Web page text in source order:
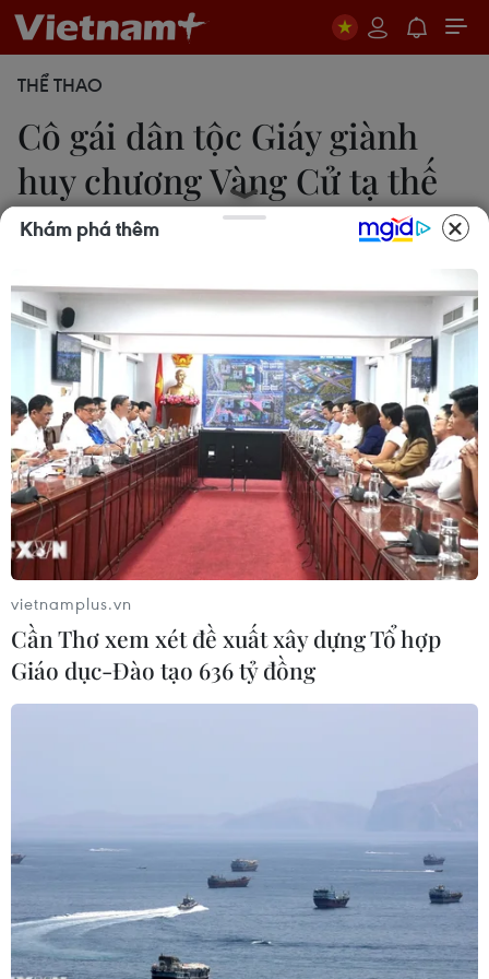
THỂ THAO
Cô gái dân tộc Giáy giành
huy chương Vàng Cử tạ thế
giới
Hương Thu
20/10/2020 08:26
Thành tích quốc tế đáng nể mà Hoàng Thị Duyên,
cô gái dân tộc Giáy đạt được chính là cú hat-trick
huy chương Vàng lịch sử cho đội tuyển cử tạ nữ
Việt Nam tại cuộc thi Cúp Cử tạ thế giới Roma
2020.
Vận động viên Hoàng Thị Duyên đóng góp 3/10 huy chương
vàng cho đội tại World Cup Cử tạ thế giới 2020. (Ảnh: Trần
Xuân Giáp/TTXVN)
"Thật ra, ở Lào Cai không thiếu những vận động
Khám phá thêm
vietnamplus.vn
Cần Thơ xem xét đề xuất xây dựng Tổ hợp
Giáo dục-Đào tạo 636 tỷ đồng